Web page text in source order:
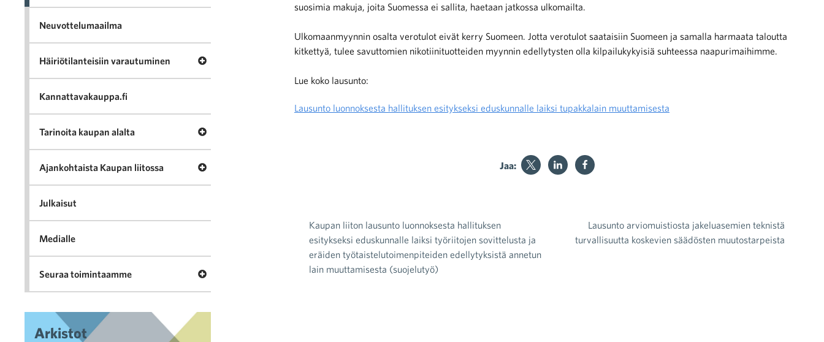
suosimia makuja, joita Suomessa ei sallita, haetaan jatkossa ulkomailta.
Ulkomaanmyynnin osalta verotulot eivät kerry Suomeen. Jotta verotulot saataisiin Suomeen ja samalla harmaata taloutta
kitkettyä, tulee savuttomien nikotiinituotteiden myynnin edellytysten olla kilpailukykyisiä suhteessa naapurimaihimme.
Lue koko lausunto:
Lausunto luonnoksesta hallituksen esitykseksi eduskunnalle laiksi tupakkalain muuttamisesta
Jaa:
Artikkelien selaus
Kaupan liiton lausunto luonnoksesta hallituksen
esitykseksi eduskunnalle laiksi työriitojen sovittelusta ja
eräiden työtaistelutoimenpiteiden edellytyksistä annetun
lain muuttamisesta (suojelutyö)
Lausunto arviomuistiosta jakeluasemien teknistä
turvallisuutta koskevien säädösten muutostarpeista
Neuvottelumaailma
Häiriötilanteisiin varautuminen Avaa valikko Häiriötilanteisiin varautuminen
Kannattavakauppa.fi
Tarinoita kaupan alalta Avaa valikko Tarinoita kaupan alalta
Ajankohtaista Kaupan liitossa Avaa valikko Ajankohtaista Kaupan liitossa
Julkaisut
Medialle
Seuraa toimintaamme Avaa valikko Seuraa toimintaamme
Arkistot